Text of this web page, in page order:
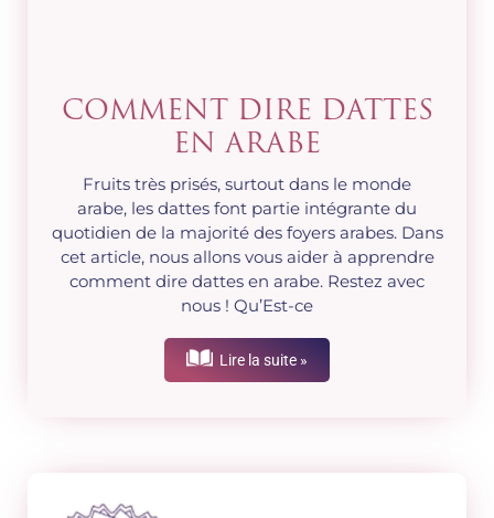
COMMENT DIRE DATTES
EN ARABE
Fruits très prisés, surtout dans le monde
arabe, les dattes font partie intégrante du
quotidien de la majorité des foyers arabes. Dans
cet article, nous allons vous aider à apprendre
comment dire dattes en arabe. Restez avec
nous ! Qu’Est-ce
Lire la suite »